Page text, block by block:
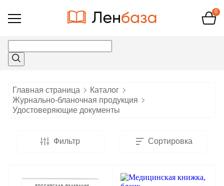
Открыть
0
Главная страница
Каталог
Журнально-бланочная продукция
Удостоверяющие документы
Фильтр Сортировка